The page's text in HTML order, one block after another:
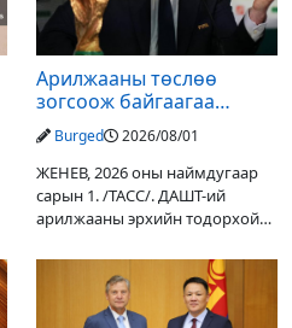
Арилжааны төслөө
зогсоож байгаагаа
Ж.Инфантино мэдэгдэв
Burged 2026/08/01
ЖЕНЕВ, 2026 оны наймдугаар
сарын 1. /ТАСС/. ДАШТ-ий
арилжааны эрхийн тодорхой
оруулагчдад худалдах
төслөөсөө татгалзахаар
шийдвэрлэснээ ФИФА-гийн